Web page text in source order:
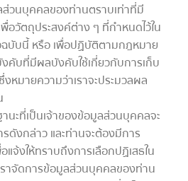
ส่วนบุคคลของท่านตราบเท่าที่มี
อวัตถุประสงค์ต่าง ๆ ที่กำหนดไว้ใน
ฉบับนี้ หรือ เพื่อปฏิบัติตามกฎหมาย
งคับที่มีผลบังคับใช้เกี่ยวกับการเก็บ
หมายความว่าเราจะประมวลผล
ะที่เป็นเจ้าของข้อมูลส่วนบุคคลจะ
ดังกล่าว และท่านจะต้องมีการ
แจ้งให้ทราบถึงการเลือกปฏิเสธใน
าจัดการข้อมูลส่วนบุคคลของท่าน